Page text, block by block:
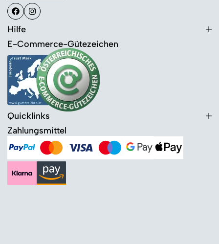
Hilfe
E-Commerce-Gütezeichen
Quicklinks
Zahlungsmittel